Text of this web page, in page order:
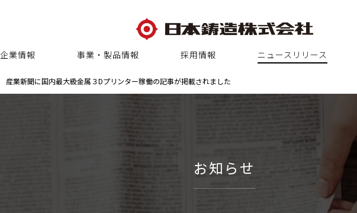
企業情報 事業・製品情報 採用情報 ニュースリリース
産業新聞に国内最大級金属３Dプリンター稼働の記事が掲載されました
お知らせ